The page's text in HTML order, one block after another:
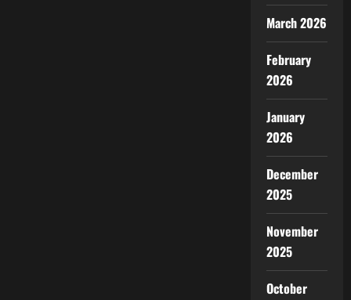
March 2026
February
2026
January
2026
December
2025
November
2025
October